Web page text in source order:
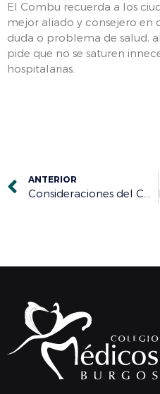
El Combu recuerda a los
mejor aliado y consejero en
duda o problema de salud,
pide que no se saturen
hospitalarias.
ANTERIOR